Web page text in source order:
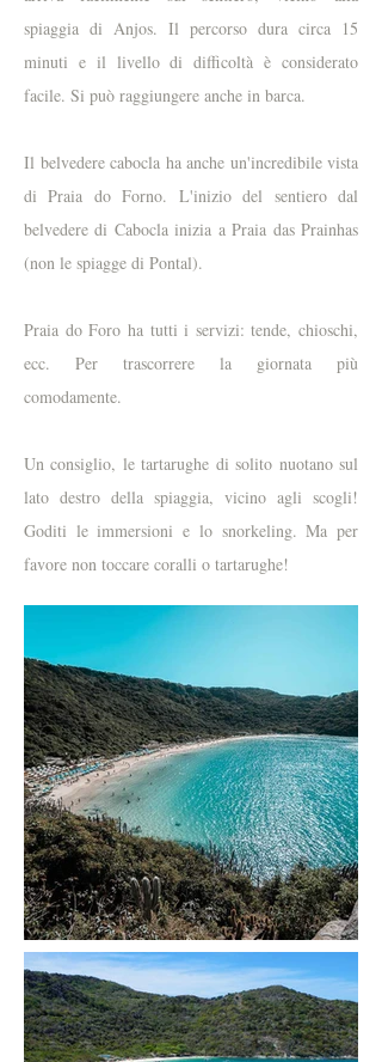
spiaggia di Anjos. Il percorso dura circa 15
minuti e il livello di difficoltà è considerato
facile. Si può raggiungere anche in barca.
Il belvedere cabocla ha anche un'incredibile vista
di Praia do Forno. L'inizio del sentiero dal
belvedere di Cabocla inizia a Praia das Prainhas
(non le spiagge di Pontal).
Praia do Foro ha tutti i servizi: tende, chioschi,
ecc. Per trascorrere la giornata più
comodamente.
Un consiglio, le tartarughe di solito nuotano sul
lato destro della spiaggia, vicino agli scogli!
Goditi le immersioni e lo snorkeling. Ma per
favore non toccare coralli o tartarughe!